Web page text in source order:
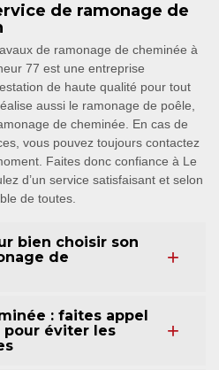
de ramonage de
de ramonage de cheminée à
77 est une entreprise
de haute qualité pour tout
aussi le ramonage de poêle,
de cheminée. En cas de
vous pouvez toujours contactez
Faites donc confiance à Le
d’un service satisfaisant et selon
de toutes.
bien choisir son
de
: faites appel
pour éviter les